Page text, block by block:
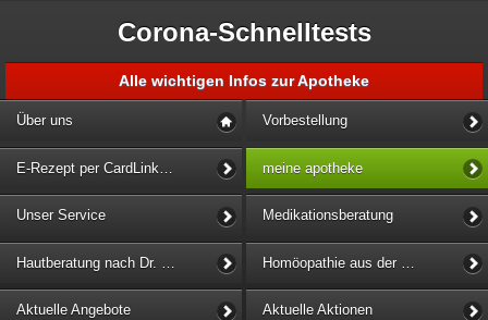
Corona-Schnelltests
Alle wichtigen Infos zur Apotheke
Über uns Vorbestellung
meine apotheke
Unser Service Medikationsberatung
Aktuelle Angebote Aktuelle Aktionen